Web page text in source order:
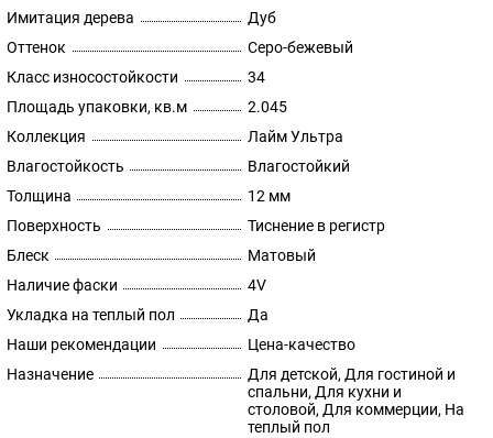
Имитация дерева
Дуб
Оттенок
Серо-бежевый
Класс износостойкости
34
Площадь упаковки, кв.м
2.045
Коллекция
Лайм Ультра
Влагостойкость
Влагостойкий
Толщина
12 мм
Поверхность
Тиснение в регистр
Блеск
Матовый
Наличие фаски
4V
Укладка на теплый пол
Да
Наши рекомендации
Цена-качество
Назначение
Для детской, Для гостиной и
спальни, Для кухни и
столовой, Для коммерции, На
теплый пол